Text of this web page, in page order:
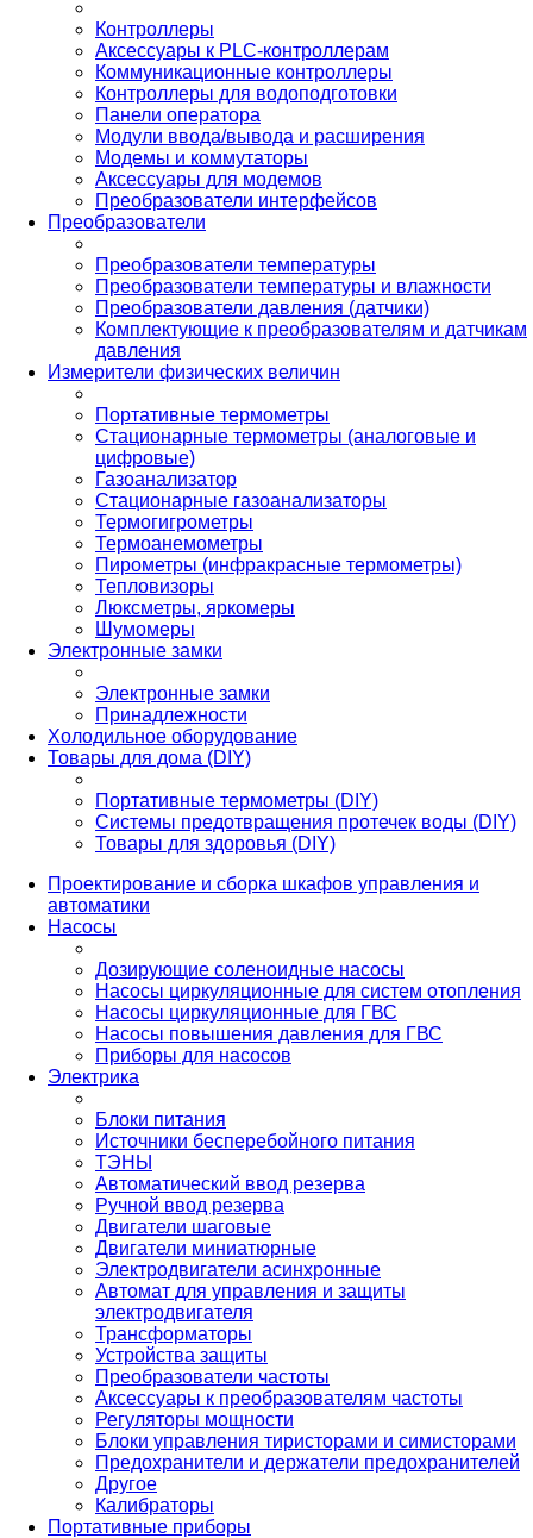
Контроллеры
Аксессуары к PLC-контроллерам
Коммуникационные контроллеры
Контроллеры для водоподготовки
Панели оператора
Модули ввода/вывода и расширения
Модемы и коммутаторы
Аксессуары для модемов
Преобразователи интерфейсов
Преобразователи
Преобразователи температуры
Преобразователи температуры и влажности
Преобразователи давления (датчики)
Комплектующие к преобразователям и датчикам
давления
Измерители физических величин
Портативные термометры
Стационарные термометры (аналоговые и
цифровые)
Газоанализатор
Стационарные газоанализаторы
Термогигрометры
Термоанемометры
Пирометры (инфракрасные термометры)
Тепловизоры
Люксметры, яркомеры
Шумомеры
Электронные замки
Электронные замки
Принадлежности
Холодильное оборудование
Товары для дома (DIY)
Портативные термометры (DIY)
Системы предотвращения протечек воды (DIY)
Товары для здоровья (DIY)
Проектирование и сборка шкафов управления и
автоматики
Насосы
Дозирующие соленоидные насосы
Насосы циркуляционные для систем отопления
Насосы циркуляционные для ГВС
Насосы повышения давления для ГВС
Приборы для насосов
Электрика
Блоки питания
Источники бесперебойного питания
ТЭНЫ
Автоматический ввод резерва
Ручной ввод резерва
Двигатели шаговые
Двигатели миниатюрные
Электродвигатели асинхронные
Автомат для управления и защиты
электродвигателя
Трансформаторы
Устройства защиты
Преобразователи частоты
Аксессуары к преобразователям частоты
Регуляторы мощности
Блоки управления тиристорами и симисторами
Предохранители и держатели предохранителей
Другое
Калибраторы
Портативные приборы